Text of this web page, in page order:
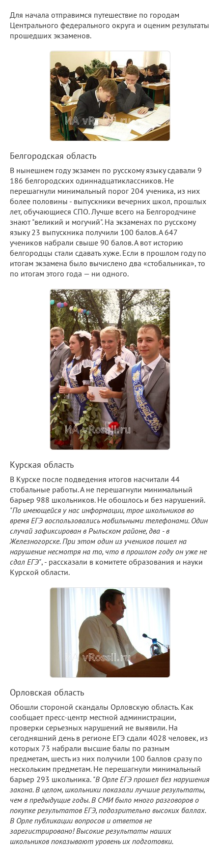
Для начала отправимся путешествие по городам
Центрального федерального округа и оценим результаты
прошедших экзаменов.
Белгородская область
В нынешнем году экзамен по русскому языку сдавали 9
186 белгородских одиннадцатиклассников. Не
перешагнули минимальный порог 204 ученика, из них
более половины - выпускники вечерних школ, прошлых
лет, обучающиеся СПО. Лучше всего на Белгородчине
знают "великий и могучий". На экзаменах по русскому
языку 23 выпускника получили 100 балов. А 647
учеников набрали свыше 90 балов. А вот историю
белгородцы стали сдавать хуже. Если в прошлом году по
итогам экзамена было вычислено два «стобальника», то
по итогам этого года — ни одного.
Курская область
В Курске после подведения итогов насчитали 44
стобальные работы. А не перешагнули минимальный
барьер 988 школьников. Не обошлось и без нарушений.
"По имеющейся у нас информации, трое школьников во
время ЕГЭ воспользовались мобильными телефонами. Один
случай зафиксирован в Рыльском районе, два - в
Железногорске. При этом один из учеников пошел на
нарушение несмотря на то, что в прошлом году он уже не
сдал ЕГЭ", - рассказали в комитете образования и науки
Курской области.
Орловская область
Обошли стороной скандалы Орловскую область. Как
сообщает пресс-центр местной администрации,
проверки серьезных нарушений не выявили. На
сегодняшний день в регионе ЕГЭ сдали 4028 человек, из
которых 73 набрали высшие балы по разным
предметам, шесть из них получили 100 баллов сразу по
нескольким предметам. Не перешагнули минимальный
барьер 293 школьника. "В Орле ЕГЭ прошел без нарушения
закона. В целом, школьники показали лучшие результаты,
чем в предыдущие годы. В СМИ было много разговоров о
покупке результатов ЕГЭ, подозрительно высоких баллах.
В Орле публикации вопросов и ответов не
зарегистрировано! Высокие результаты наших
школьников показывают уровень их подготовки.